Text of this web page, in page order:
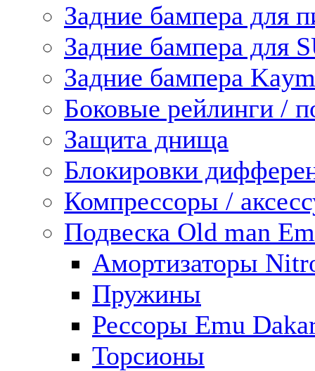
Задние бампера для
Задние бампера для
Задние бампера
Боковые рейлинги /
Защита днища
Блокировки
Компрессоры /
Подвеска Old man
Амортизаторы
Пружины
Рессоры Emu
Торсионы